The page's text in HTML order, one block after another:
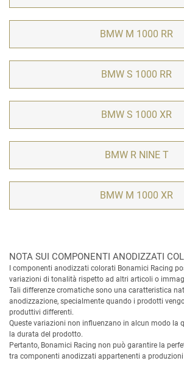
BMW M 1000 RR
BMW S 1000 RR
BMW S 1000 XR
BMW R NINE T
BMW M 1000 XR
NOTA SUI COMPONENTI ANODIZZATI
I componenti anodizzati colorati Bonamici Racing
variazioni di tonalità rispetto ad altri articoli o
Tali differenze cromatiche sono una caratteristica
anodizzazione, specialmente quando i prodotti
produttivi differenti.
Queste variazioni non influenzano in alcun modo la
la durata del prodotto.
Pertanto, Bonamici Racing non può garantire la
tra componenti anodizzati appartenenti a produzioni